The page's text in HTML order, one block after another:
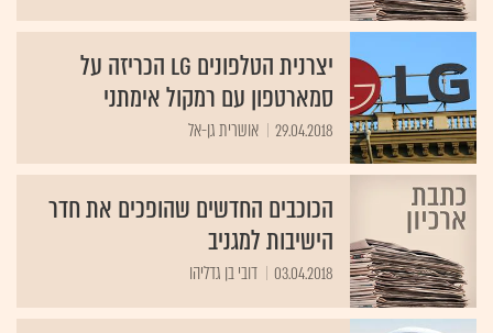
יצרנית הטלפונים LG הכריזה על
סמארטפון עם רמקול אימתני
29.04.2018 אושרית גן-אל
הכוכבים החדשים שהופכים את חדר
הישיבות למגניב
03.04.2018 דובי בן גדליהו